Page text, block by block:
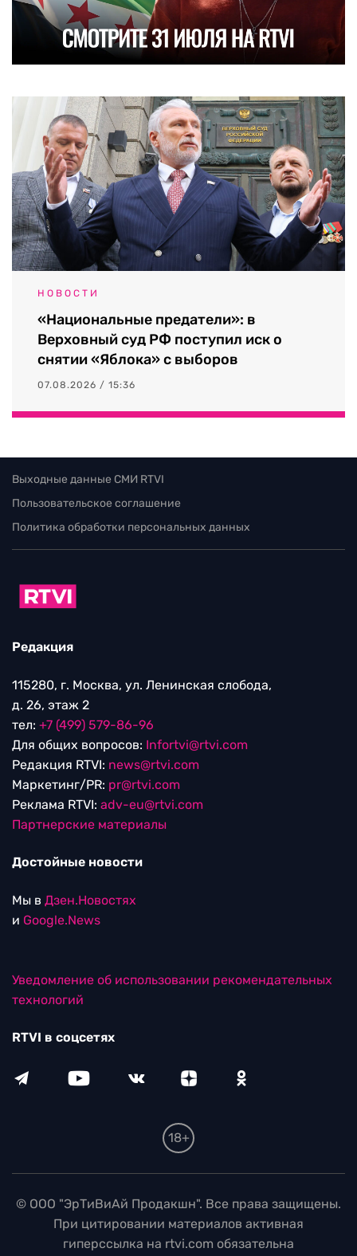
НОВОСТИ
«Национальные предатели»: в
Верховный суд РФ поступил иск о
снятии «Яблока» с выборов
07.08.2026 / 15:36
Выходные данные СМИ RTVI
Пользовательское соглашение
Политика обработки персональных данных
Редакция
115280, г. Москва, ул. Ленинская слобода,
д. 26, этаж 2
тел: +7 (499) 579-86-96
Для общих вопросов: Infortvi@rtvi.com
Редакция RTVI: news@rtvi.com
Маркетинг/PR: pr@rtvi.com
Реклама RTVI: adv-eu@rtvi.com
Партнерские материалы
Достойные новости
Мы в Дзен.Новостях
и Google.News
Уведомление об использовании рекомендательных
технологий
RTVI в соцсетях
18+
© ООО "ЭрТиВиАй Продакшн". Все права защищены.
При цитировании материалов активная
гиперссылка на rtvi.com обязательна